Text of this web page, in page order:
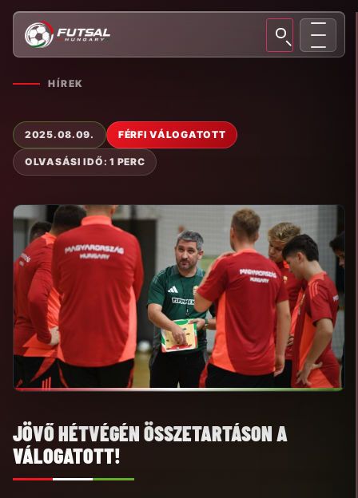
HÍREK
2025.08.09. FÉRFI VÁLOGATOTT
OLVASÁSI IDŐ: 1 PERC
JÖVŐ HÉTVÉGÉN ÖSSZETARTÁSON A
VÁLOGATOTT!